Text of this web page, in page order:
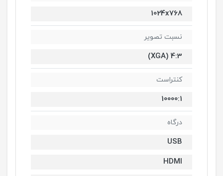
1024x768
نسبت تصویر
4:3 (XGA)
کنتراست
10000:1
درگاه
USB
HDMI